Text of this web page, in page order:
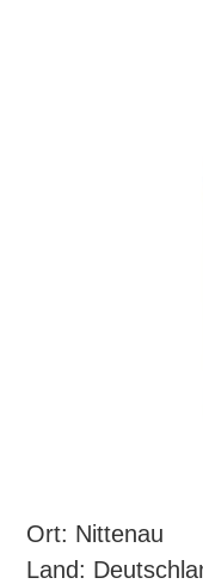
Ort: Nittenau
Land: